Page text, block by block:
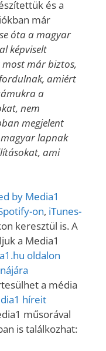
és a
már
óta a magyar
képviselt
már biztos,
amiért
a
nem
megjelent
lapnak
ami
by Media1
on, iTunes-
keresztül is. A
a Media1
oldalon
a média
híreit
műsorával
is találkozhat: